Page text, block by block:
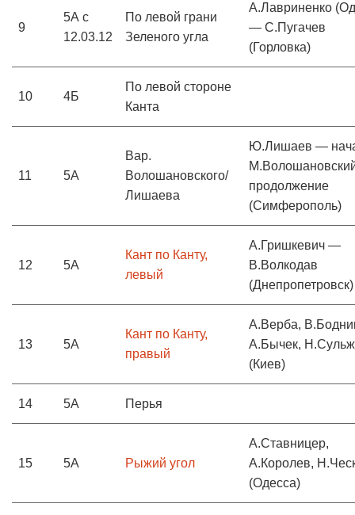
9
5А с
12.03.12
По левой грани
Зеленого угла
А.Лавриненко
— С.Пугачев
(Горловка)
10 4Б
По левой стороне
Канта
11 5А
Вар.
Волошановского/
Лишаева
Ю.Лишаев —
продолжение
(Симферополь)
12 5А
Кант по Канту,
левый
А.Гришкевич —
В.Волкодав
(Днепропетровск)
13 5А
Кант по Канту,
правый
А.Верба,
А.Бычек,
(Киев)
14 5А Перья
15 5А Рыжий угол
А.Ставницер,
А.Королев,
(Одесса)